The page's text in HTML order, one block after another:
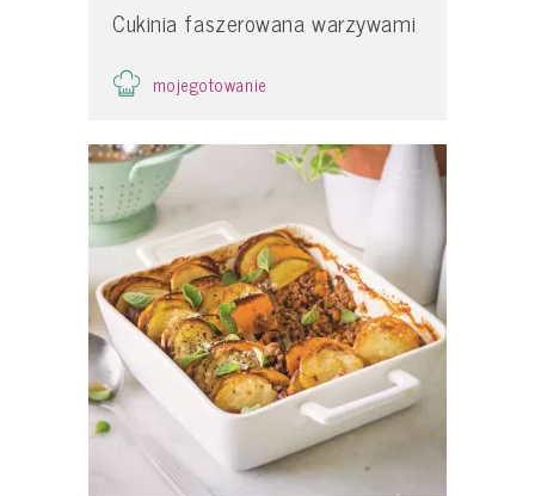
Cukinia faszerowana warzywami
mojegotowanie